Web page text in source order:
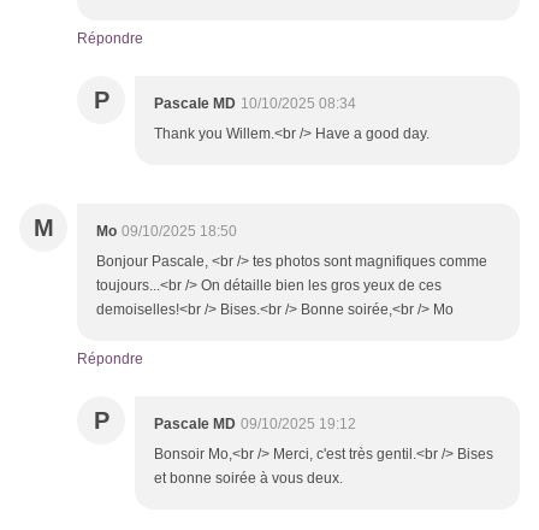
Répondre
P Pascale MD 10/10/2025 08:34
Thank you Willem.<br /> Have a good day.
M Mo 09/10/2025 18:50
Bonjour Pascale, <br /> tes photos sont magnifiques comme
toujours...<br /> On détaille bien les gros yeux de ces
demoiselles!<br /> Bises.<br /> Bonne soirée,<br /> Mo
Répondre
P Pascale MD 09/10/2025 19:12
Bonsoir Mo,<br /> Merci, c'est très gentil.<br /> Bises
et bonne soirée à vous deux.